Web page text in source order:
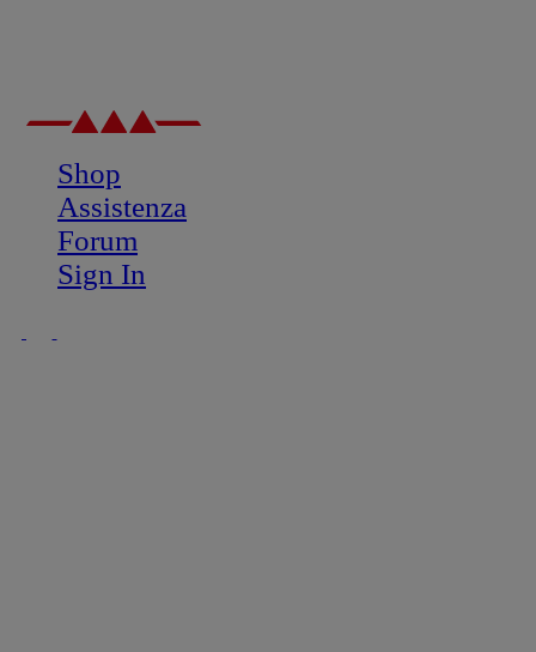
Shop
Assistenza
Forum
Sign In